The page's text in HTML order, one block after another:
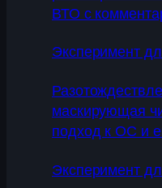
ВТО с
Эксперимент
маскирующая
подход к ОС и
Эксперимент